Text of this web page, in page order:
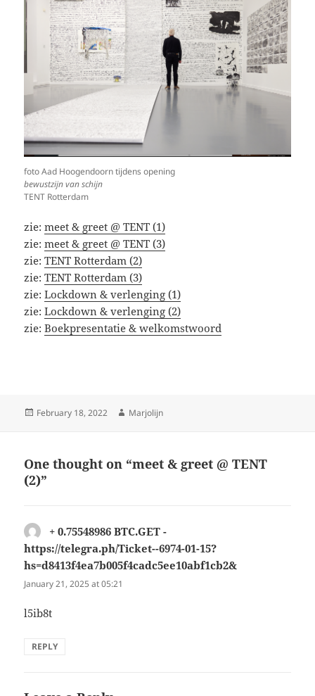
foto Aad Hoogendoorn tijdens opening
bewustzijn van schijn
TENT Rotterdam
zie:meet & greet @ TENT (1)
zie:meet & greet @ TENT (3)
zie:TENT Rotterdam (2)
zie:TENT Rotterdam (3)
zie:Lockdown & verlenging (1)
zie:Lockdown & verlenging (2)
zie:Boekpresentatie & welkomstwoord
Posted
February 18, 2022 Author
Marjolijn
One thought on “meet & greet @ TENT
(2)”
+ 0.75548986 BTC.GET -
https://telegra.ph/Ticket--6974-01-15?
hs=d8413f4ea7b005f4cadc5ee10abf1cb2&
January 21, 2025 at 05:21
l5ib8t
REPLY